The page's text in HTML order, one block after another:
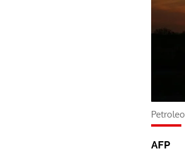
Petroleo
AFP